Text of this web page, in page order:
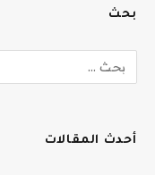
بحث
أحدث المقالات